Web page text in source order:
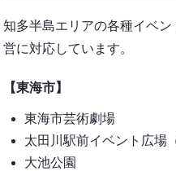
知多半島エリアの各種イベ
営に対応しています。
【東海市】
東海市芸術劇場
太田川駅前イベント広場
大池公園